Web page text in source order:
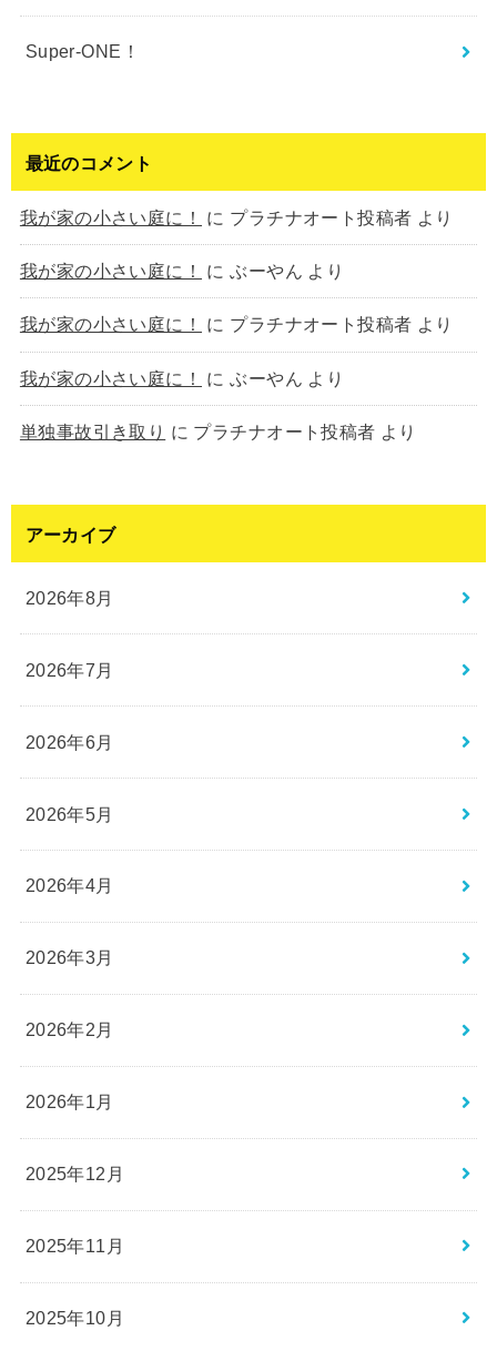
Super-ONE！
最近のコメント
我が家の小さい庭に！ に プラチナオート投稿者 より
我が家の小さい庭に！ にぶーやん より
我が家の小さい庭に！ に プラチナオート投稿者 より
我が家の小さい庭に！ にぶーやん より
単独事故引き取り に プラチナオート投稿者 より
アーカイブ
2026年8月
2026年7月
2026年6月
2026年5月
2026年4月
2026年3月
2026年2月
2026年1月
2025年12月
2025年11月
2025年10月